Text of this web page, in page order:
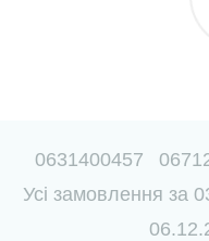
0631400457
Усі замовлення за